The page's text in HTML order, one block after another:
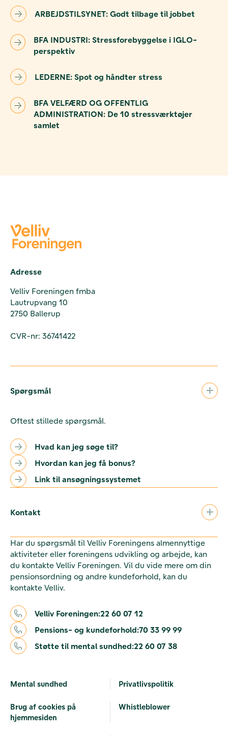
ARBEJDSTILSYNET: Godt tilbage til jobbet
BFA INDUSTRI: Stressforebyggelse i IGLO-
perspektiv
LEDERNE: Spot og håndter stress
BFA VELFÆRD OG OFFENTLIG
ADMINISTRATION: De 10 stressværktøjer
samlet
Adresse
Velliv Foreningen fmba
Lautrupvang 10
2750 Ballerup
CVR-nr: 36741422
Spørgsmål
Oftest stillede spørgsmål.
Hvad kan jeg søge til?
Hvordan kan jeg få bonus?
Link til ansøgningssystemet
Kontakt
Har du spørgsmål til Velliv Foreningens almennyttige
aktiviteter eller foreningens udvikling og arbejde, kan
du kontakte Velliv Foreningen. Vil du vide mere om din
pensionsordning og andre kundeforhold, kan du
kontakte Velliv.
Velliv Foreningen:22 60 07 12
Pensions- og kundeforhold:70 33 99 99
Støtte til mental sundhed:22 60 07 38
Mental sundhed Privatlivspolitik
Brug af cookies på
hjemmesiden
Whistleblower